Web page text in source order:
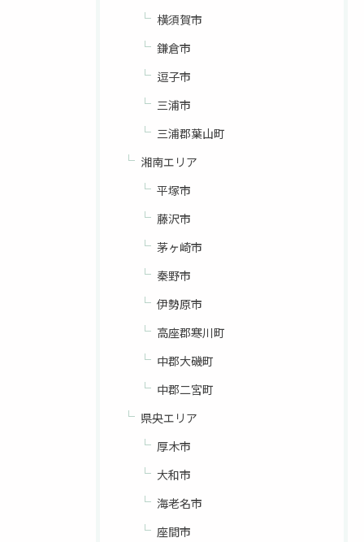
横須賀市
鎌倉市
逗子市
三浦市
三浦郡葉山町
湘南エリア
平塚市
藤沢市
茅ヶ崎市
秦野市
伊勢原市
高座郡寒川町
中郡大磯町
中郡二宮町
県央エリア
厚木市
大和市
海老名市
座間市